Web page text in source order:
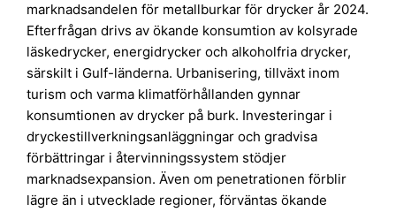
marknadsandelen för metallburkar för drycker år 2024.
Efterfrågan drivs av ökande konsumtion av kolsyrade
läskedrycker, energidrycker och alkoholfria drycker,
särskilt i Gulf-länderna. Urbanisering, tillväxt inom
turism och varma klimatförhållanden gynnar
konsumtionen av drycker på burk. Investeringar i
dryckestillverkningsanläggningar och gradvisa
förbättringar i återvinningssystem stödjer
marknadsexpansion. Även om penetrationen förblir
lägre än i utvecklade regioner, förväntas ökande